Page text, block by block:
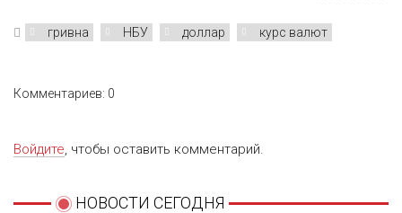
гривна НБУ доллар курс валют
Комментариев: 0
Войдите, чтобы оставить комментарий.
НОВОСТИ СЕГОДНЯ